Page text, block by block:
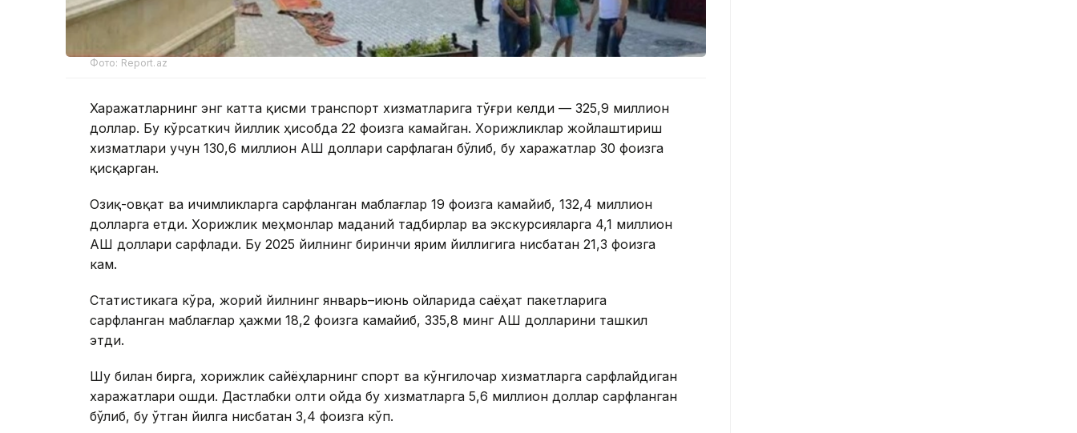
Фото: Report.az
Харажатларнинг энг катта қисми транспорт хизматларига тўғри келди — 325,9 миллион
доллар. Бу кўрсаткич йиллик ҳисобда 22 фоизга камайган. Хорижликлар жойлаштириш
хизматлари учун 130,6 миллион АҚШ доллари сарфлаган бўлиб, бу харажатлар 30 фоизга
қисқарган.
Озиқ-овқат ва ичимликларга сарфланган маблағлар 19 фоизга камайиб, 132,4 миллион
долларга етди. Хорижлик меҳмонлар маданий тадбирлар ва экскурсияларга 4,1 миллион
АҚШ доллари сарфлади. Бу 2025 йилнинг биринчи ярим йиллигига нисбатан 21,3 фоизга
кам.
Статистикага кўра, жорий йилнинг январь–июнь ойларида саёҳат пакетларига
сарфланган маблағлар ҳажми 18,2 фоизга камайиб, 335,8 минг АҚШ долларини ташкил
этди.
Шу билан бирга, хорижлик сайёҳларнинг спорт ва кўнгилочар хизматларга сарфлайдиган
харажатлари ошди. Дастлабки олти ойда бу хизматларга 5,6 миллион доллар сарфланган
бўлиб, бу ўтган йилга нисбатан 3,4 фоизга кўп.